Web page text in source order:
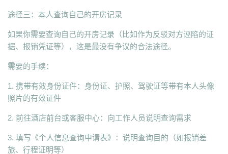
途径三：本人查询自己的开房记录
如果你需要查询自己的开房记录（比如作为反驳对方诬陷的证
据、报销凭证等），这是最没有争议的合法途径。
需要的手续：
1. 携带有效身份证件：身份证、护照、驾驶证等带有本人头像
照片的有效证件
2. 前往酒店前台或客服中心：向工作人员说明查询需求
3. 填写《个人信息查询申请表》：说明查询目的（如报销差
旅、行程证明等）